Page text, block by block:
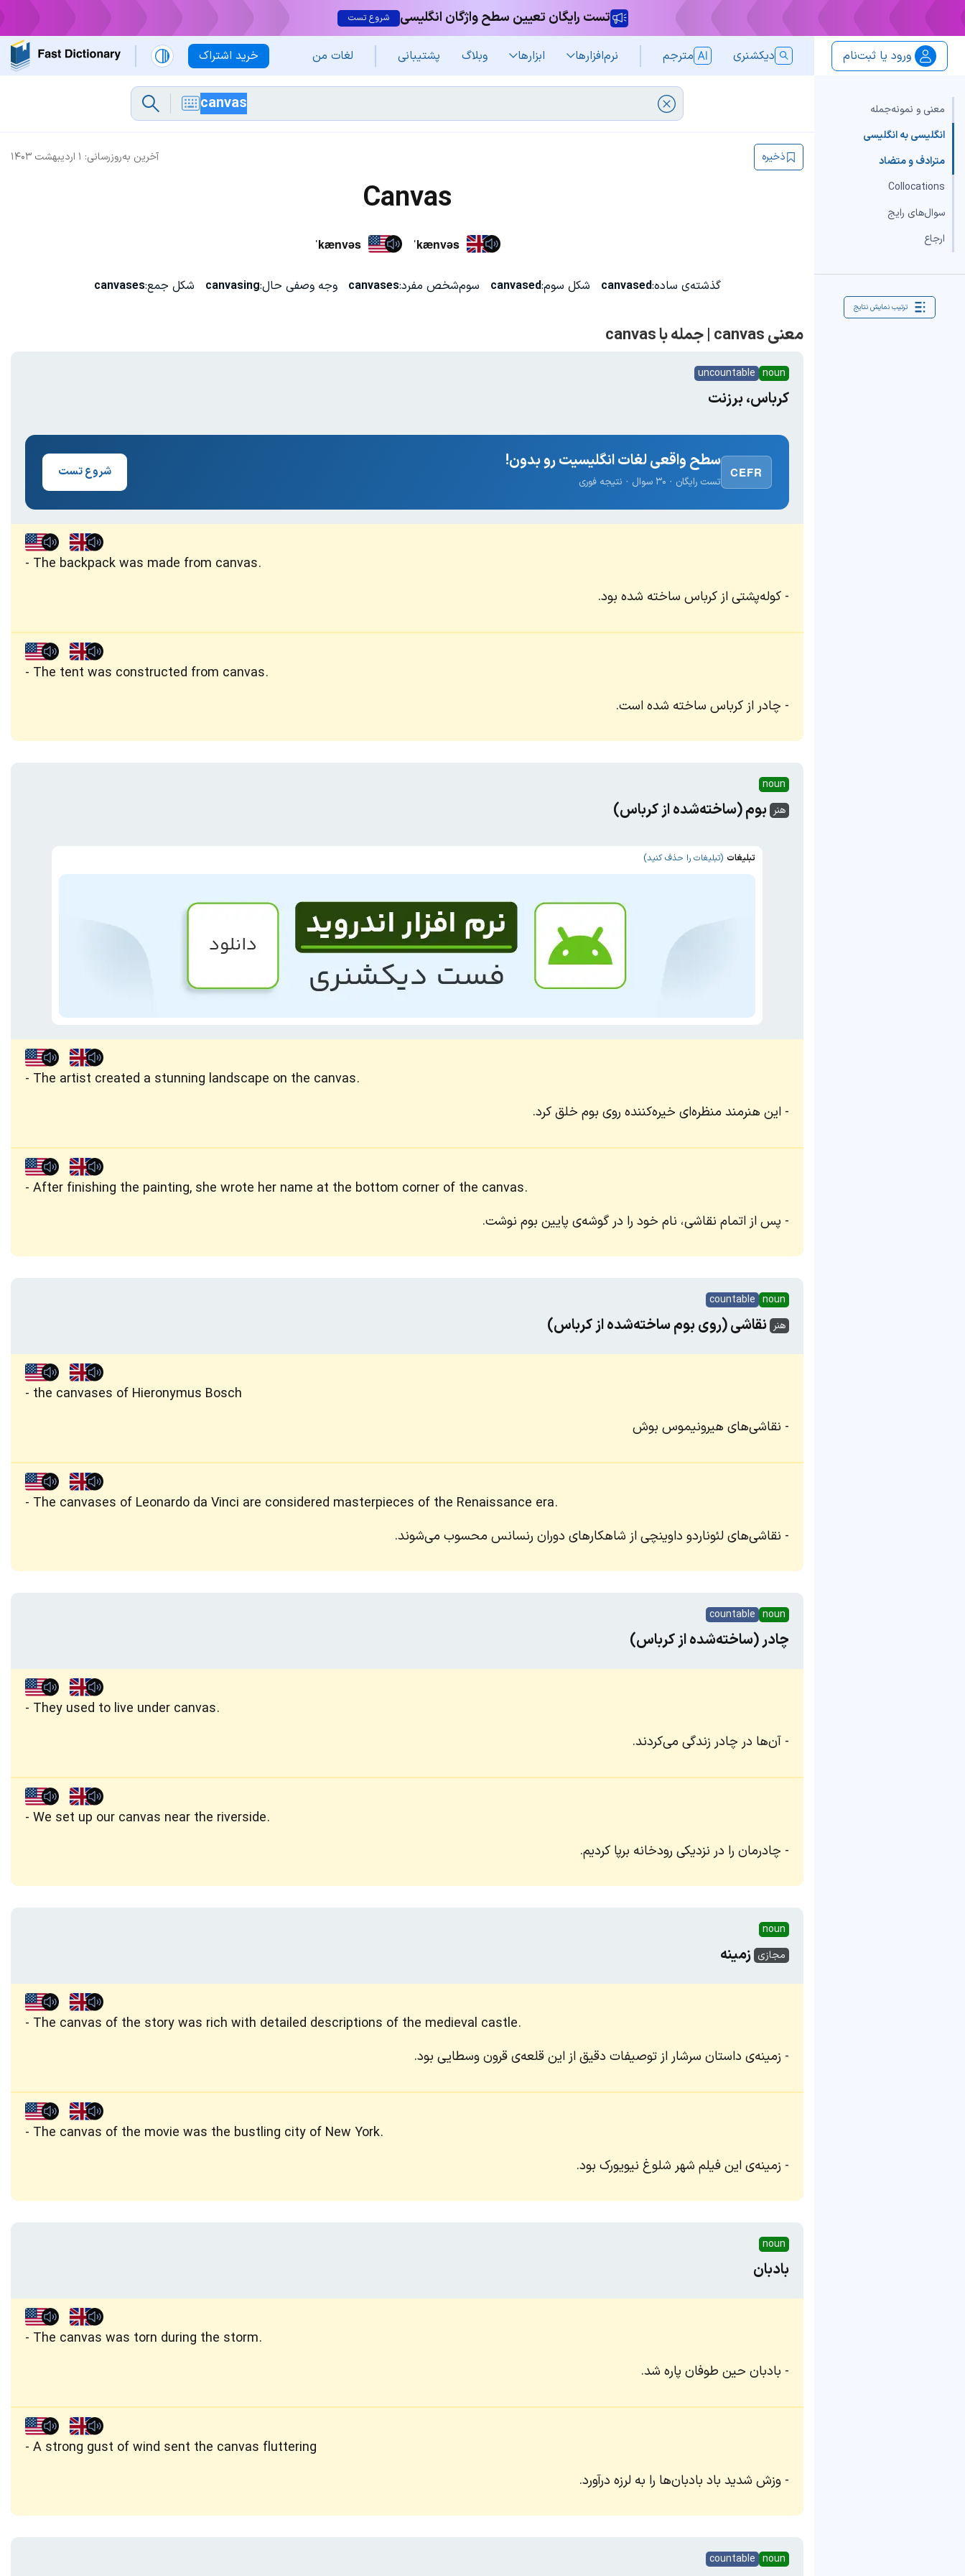
تست رایگان تعیین سطح واژگان انگلیسی شروع تست
خرید اشتراک ورود یا ثبت‌نام دیکشنری مترجم نرم‌افزار‌ها ابزارها وبلاگ پشتیبانی لغات من
معنی و نمونه‌جمله
انگلیسی به انگلیسی
مترادف و متضاد
Collocations
سوال‌های رایج
ارجاع
ترتیب نمایش نتایج
آخرین به‌روزرسانی: ۱ اردیبهشت ۱۴۰۳ ذخیره
Canvas
ˈkænvəs ˈkænvəs
گذشته‌ی ساده:canvased شکل سوم:canvased سوم‌شخص مفرد:canvases وجه وصفی حال:canvasing شکل جمع:canvases
معنی canvas | جمله با canvas
noun
uncountable
کرباس، برزنت
CEFR
سطح واقعی لغات انگلیسیت رو بدون!
تست رایگان · ۳۰ سوال · نتیجه فوری
شروع تست
The backpack was made from canvas.
کوله‌پشتی از کرباس ساخته شده بود.
The tent was constructed from canvas.
چادر از کرباس ساخته شده است.
noun
هنر بوم (ساخته‌شده از کرباس)
تبلیغات (تبلیغات را حذف کنید)
The artist created a stunning landscape on the canvas.
این هنرمند منظره‌ای خیره‌کننده روی بوم خلق کرد.
After finishing the painting, she wrote her name at the bottom corner of the canvas.
پس از اتمام نقاشی، نام خود را در گوشه‌ی پایین بوم نوشت.
noun
countable
هنر نقاشی (روی بوم ساخته‌شده از کرباس)
the canvases of Hieronymus Bosch
نقاشی‌های هیرونیموس بوش
The canvases of Leonardo da Vinci are considered masterpieces of the Renaissance era.
نقاشی‌های لئوناردو داوینچی از شاهکارهای دوران رنسانس محسوب می‌شوند.
noun
countable
چادر (ساخته‌شده از کرباس)
They used to live under canvas.
آن‌ها در چادر زندگی می‌کردند.
We set up our canvas near the riverside.
چادرمان را در نزدیکی رودخانه برپا کردیم.
noun
مجازی زمینه
The canvas of the story was rich with detailed descriptions of the medieval castle.
زمینه‌ی داستان سرشار از توصیفات دقیق از این قلعه‌ی قرون وسطایی بود.
The canvas of the movie was the bustling city of New York.
زمینه‌ی این فیلم شهر شلوغ نیویورک بود.
noun
بادبان
The canvas was torn during the storm.
بادبان حین طوفان پاره شد.
A strong gust of wind sent the canvas fluttering
وزش شدید باد بادبان‌ها را به لرزه درآورد.
noun
countable